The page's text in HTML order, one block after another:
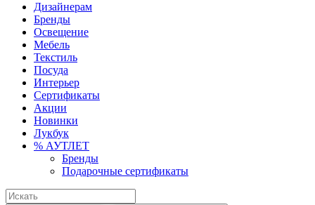
Дизайнерам
Бренды
Освещение
Мебель
Текстиль
Посуда
Интерьер
Сертификаты
Акции
Новинки
Лукбук
% АУТЛЕТ
Бренды
Подарочные сертификаты